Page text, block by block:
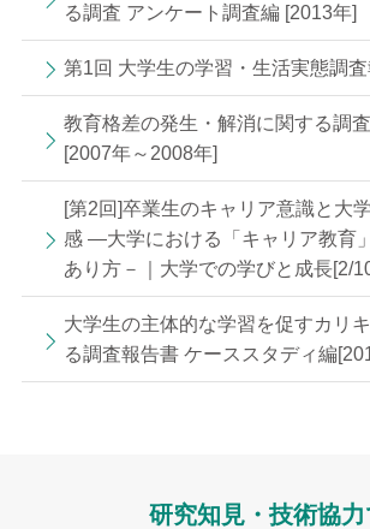
る調査 アンケート調査編 [2013年]
第1回 大学生の学習・生活実態調
教育格差の発生・解消に関する調
[2007年～2008年]
[第2回]卒業生のキャリア意識と大
感 —大学における「キャリア教育
あり方－｜大学での学びと成長[2/
大学生の主体的な学習を促すカリ
る調査報告書 ケーススタディ編
研究知見・技術協力